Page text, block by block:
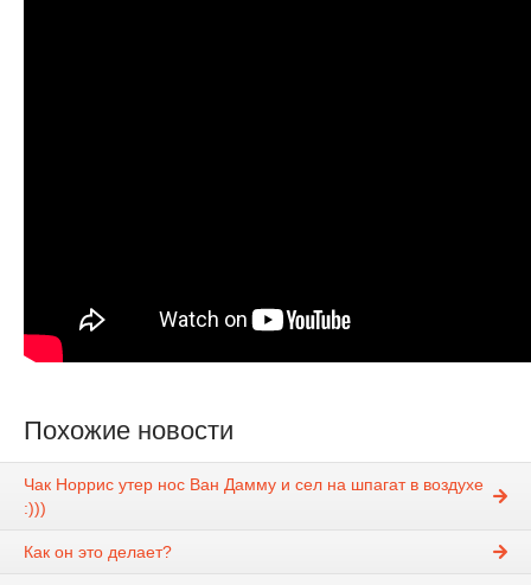
Похожие новости
Чак Норрис утер нос Ван Дамму и сел на шпагат в воздухе
:)))
Как он это делает?